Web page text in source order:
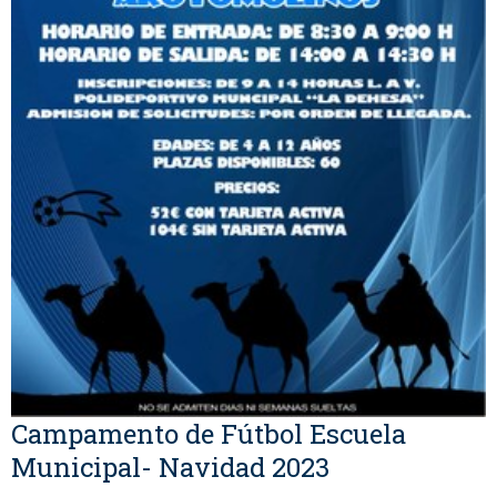
Campamento de Fútbol Escuela
Municipal- Navidad 2023